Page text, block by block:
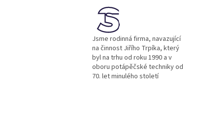
Jsme rodinná firma, navazující
na činnost Jiřího Trpíka, který
byl na trhu od roku 1990 a v
oboru potápěčské techniky od
70. let minulého století